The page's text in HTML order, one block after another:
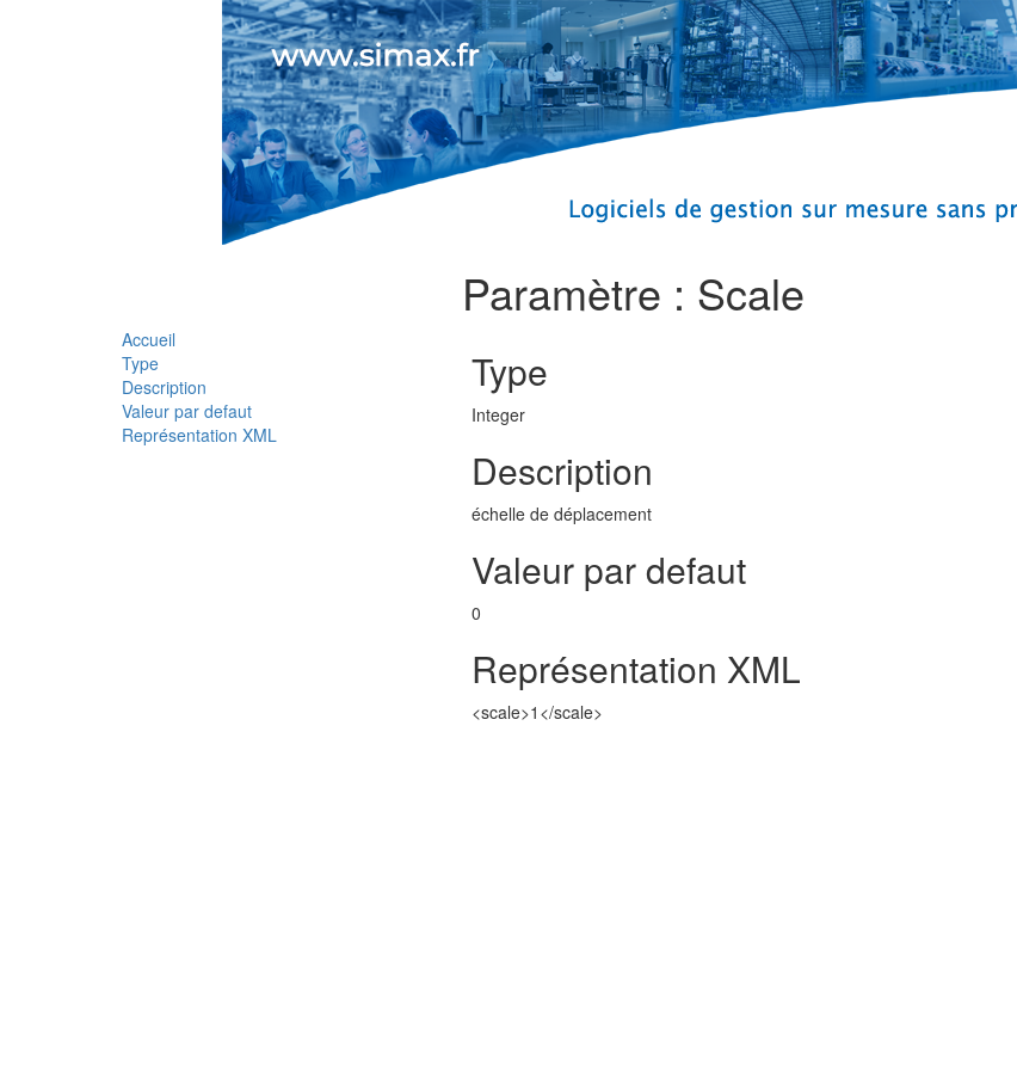
Paramètre : Scale
Accueil
Type
Description
Valeur par defaut
Représentation XML
Type
Integer
Description
échelle de déplacement
Valeur par defaut
0
Représentation XML
<scale>1</scale>